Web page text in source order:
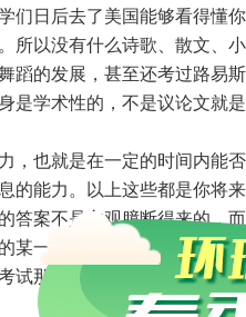
日后去了美国能够看得懂
所以没有什么诗歌、散文、
蹈的发展，甚至还考过路易
是学术性的，不是议论文就是
也就是在一定的时间内能
的能力。以上这些都是你将
答案不是主观臆断得来的，
一个单词或是短语。即使
试那样让考生难以接受或感